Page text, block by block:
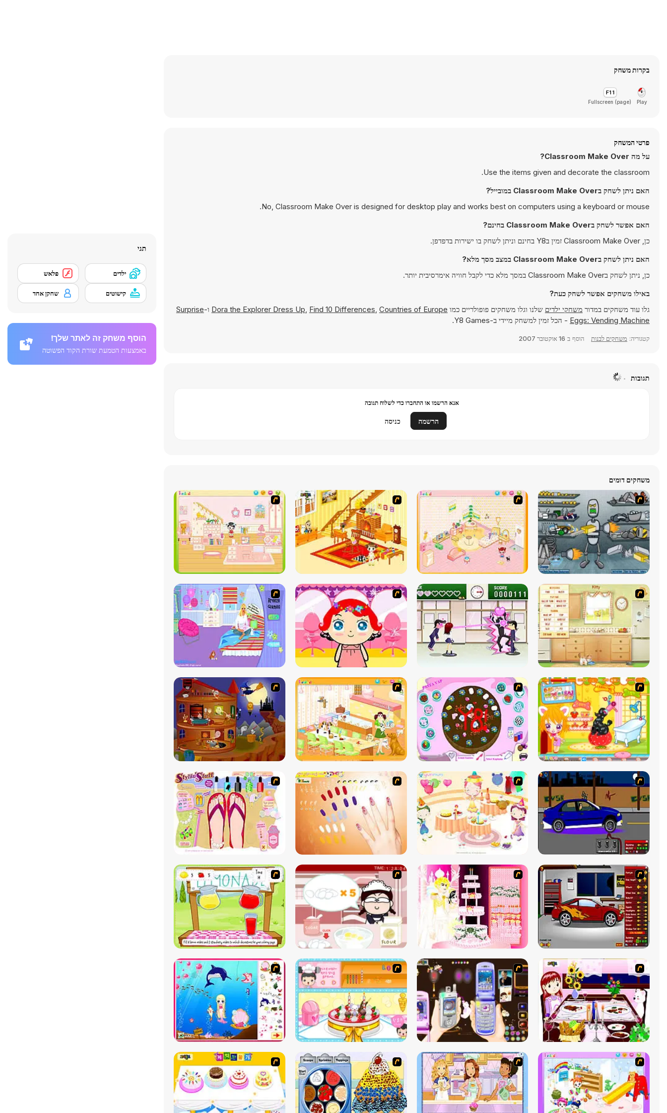
בקרות משחק
Play
Fullscreen (page)
פרטי המשחק
על מה Classroom Make Over?
Use the items given and decorate the classroom.
האם ניתן לשחק בClassroom Make Over במובייל?
No, Classroom Make Over is designed for desktop play and works best on computers using a keyboard or mouse.
האם אפשר לשחק בClassroom Make Over בחינם?
כן, Classroom Make Over זמין בY8 בחינם וניתן לשחק בו ישירות בדפדפן.
האם ניתן לשחק בClassroom Make Over במצב מסך מלא?
כן, ניתן לשחק בClassroom Make Over במסך מלא כדי לקבל חוויה אימרסיבית יותר.
באילו משחקים אפשר לשחק כעת?
גלו עוד משחקים במדור משחקי ילדים שלנו וגלו משחקים פופולריים כמו Dora the Explorer Dress Up, Find 10 Differences, Countries of Europe ו-Surprise
Eggs: Vending Machine - הכל זמין למשחק מיידי ב-Y8 Games.
קטגוריה: משחקים לבנות הוסף ב 16 אוקטובר 2007
תגובות
אנא הרשמו או התחברו כדי לשלוח תגובה
הרשמה כניסה
משחקים דומים
תגי
ילדים פלאש
קישוטים שחקן אחד
הוסף משחק זה לאתר שלך!
באמצעות הטמעת שורת הקוד הפשוטה